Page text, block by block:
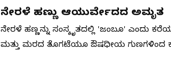
ನೇರಳೆ ಹಣ್ಣು ಆಯುರ್ವೇದದ ಅಮೃತ
ನೇರಳೆ ಹಣ್ಣನ್ನು ಸಂಸ್ಕೃತದಲ್ಲಿ 'ಜಂಬೂ' ಎಂದು
ಮತ್ತು ಮರದ ತೊಗಟೆಯೂ ಔಷಧೀಯ ಗುಣಗಳಿಂದ